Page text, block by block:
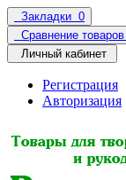
Закладки 0
Сравнение товаров
Личный кабинет
Регистрация
Авторизация